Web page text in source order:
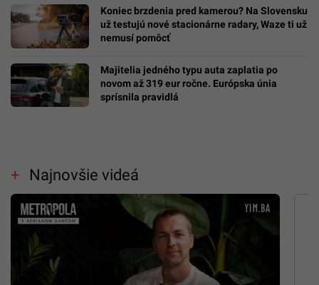
Koniec brzdenia pred kamerou? Na Slovensku
už testujú nové stacionárne radary, Waze ti už
nemusí pomôcť
Majitelia jedného typu auta zaplatia po
novom až 319 eur ročne. Európska únia
sprísnila pravidlá
Najnovšie videá